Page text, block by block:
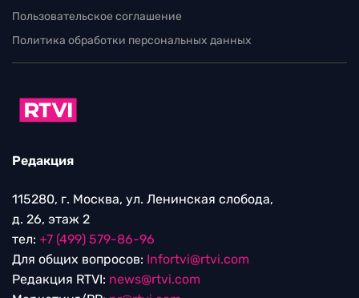
Пользовательское соглашение
Политика обработки персональных данных
Редакция
115280, г. Москва, ул. Ленинская слобода,
д. 26, этаж 2
тел: +7 (499) 579-86-96
Для общих вопросов: Infortvi@rtvi.com
Редакция RTVI: news@rtvi.com